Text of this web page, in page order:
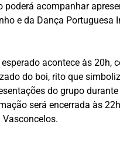
poderá acompanhar
e da Dança Portuguesa
acontece às 20h,
do boi, rito que
do grupo
será encerrada às